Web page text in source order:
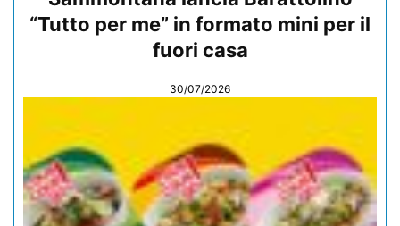
“Tutto per me” in formato mini per il
fuori casa
30/07/2026